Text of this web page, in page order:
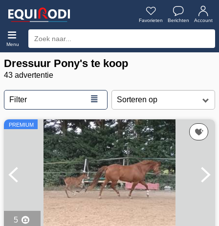
Favorieten Berichten Account
Menu
Dressuur Pony's te koop
43 advertentie
Filter ≣
PREMIUM
5